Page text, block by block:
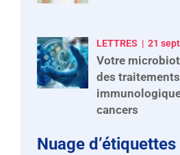
LETTRES 21
Votre
des traitements
cancers
Nuage d’étiquettes